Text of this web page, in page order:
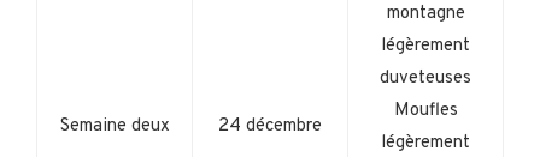
Semaine deux 24 décembre
montagne
légèrement
duveteuses
Moufles
légèrement